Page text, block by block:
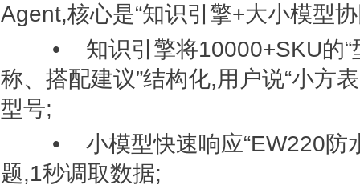
Agent,核心是“知识引擎+大小模型协
• 知识引擎将10000+SKU的“
称、搭配建议”结构化,用户说“小方
型号;
• 小模型快速响应“EW220防
题,1秒调取数据;